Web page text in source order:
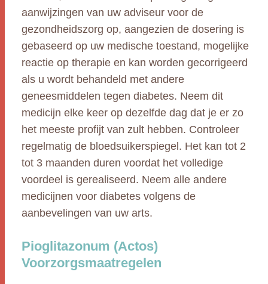
aanwijzingen van uw adviseur voor de
gezondheidszorg op, aangezien de dosering is
gebaseerd op uw medische toestand, mogelijke
reactie op therapie en kan worden gecorrigeerd
als u wordt behandeld met andere
geneesmiddelen tegen diabetes. Neem dit
medicijn elke keer op dezelfde dag dat je er zo
het meeste profijt van zult hebben. Controleer
regelmatig de bloedsuikerspiegel. Het kan tot 2
tot 3 maanden duren voordat het volledige
voordeel is gerealiseerd. Neem alle andere
medicijnen voor diabetes volgens de
aanbevelingen van uw arts.
Pioglitazonum (Actos)
Voorzorgsmaatregelen